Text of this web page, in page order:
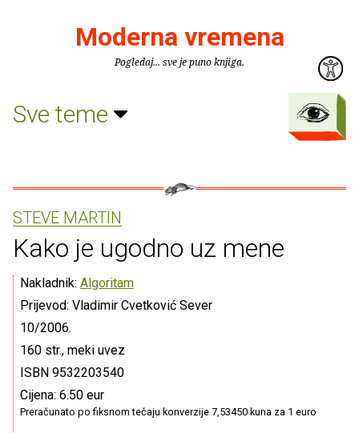
Moderna vremena
Pogledaj... sve je puno knjiga.
Sve teme
STEVE MARTIN
Kako je ugodno uz mene
Nakladnik: Algoritam
Prijevod: Vladimir Cvetković Sever
10/2006.
160 str., meki uvez
ISBN 9532203540
Cijena: 6.50 eur
Preračunato po fiksnom tečaju konverzije 7,53450 kuna za 1 euro